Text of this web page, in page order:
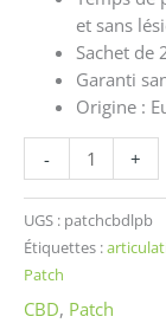
et sans
Sachet de
Garanti
Origine :
- +
UGS : patchcbdlpb
Étiquettes :
Patch
CBD, Patch